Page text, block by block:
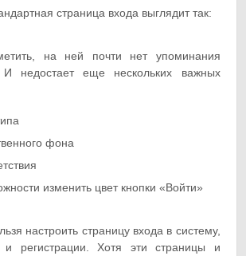
страница входа выглядит так:
на ней почти нет упоминания
И недостает еще нескольких важных
фона
изменить цвет кнопки «Войти»
настроить страницу входа в систему,
регистрации. Хотя эти страницы и